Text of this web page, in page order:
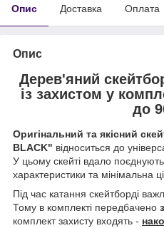
Опис Доставка Оплата
Опис
Дерев'яний
із захистом у
до
Оригінальний та якісний
BLACK" відноситься до
У цьому скейті вдало
характеристики та мінімальна
Під час катання скейтборді
Тому в комплекті передбачено
комплект захисту входять -